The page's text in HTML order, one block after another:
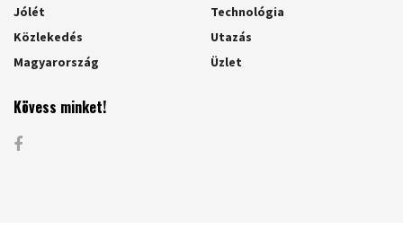
Jólét
Közlekedés
Magyarország
Technológia
Utazás
Üzlet
Kövess minket!